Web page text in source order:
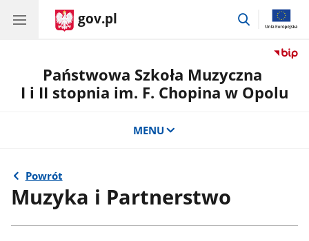
gov.pl
przejdź
Państwowa Szkoła Muzyczna
I i II stopnia im. F. Chopina w Opolu
MENU
Powrót
Muzyka i Partnerstwo